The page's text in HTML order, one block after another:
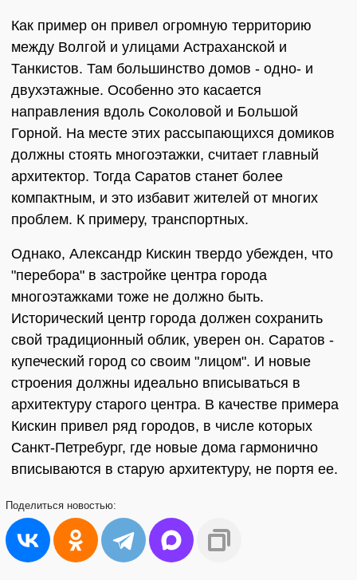
Как пример он привел огромную территорию
между Волгой и улицами Астраханской и
Танкистов. Там большинство домов - одно- и
двухэтажные. Особенно это касается
направления вдоль Соколовой и Большой
Горной. На месте этих рассыпающихся домиков
должны стоять многоэтажки, считает главный
архитектор. Тогда Саратов станет более
компактным, и это избавит жителей от многих
проблем. К примеру, транспортных.
Однако, Александр Кискин твердо убежден, что
"перебора" в застройке центра города
многоэтажками тоже не должно быть.
Исторический центр города должен сохранить
свой традиционный облик, уверен он. Саратов -
купеческий город со своим "лицом". И новые
строения должны идеально вписываться в
архитектуру старого центра. В качестве примера
Кискин привел ряд городов, в числе которых
Санкт-Петребург, где новые дома гармонично
вписываются в старую архитектуру, не портя ее.
Поделиться новостью: